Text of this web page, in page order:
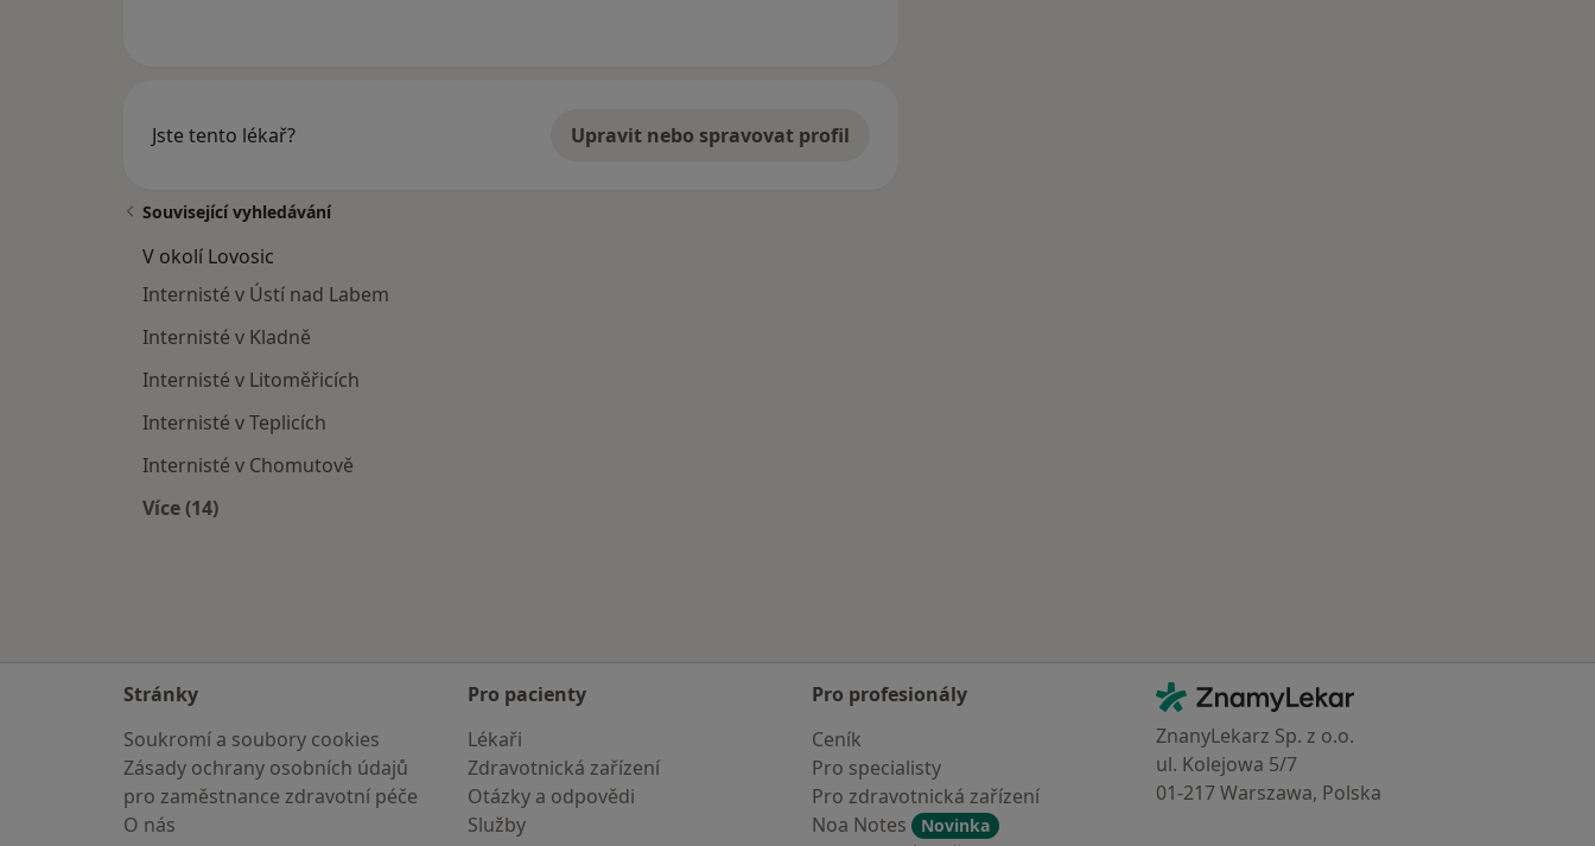
Jste tento lékař? Upravit nebo spravovat profil
Související vyhledávání
V okolí Lovosic
Internisté v Ústí nad Labem
Internisté v Kladně
Internisté v Litoměřicích
Internisté v Teplicích
Internisté v Chomutově
Více (14)
Stránky
Soukromí a soubory cookies
Zásady ochrany osobních údajů
pro zaměstnance zdravotní péče
O nás
Pro pacienty
Lékaři
Zdravotnická zařízení
Otázky a odpovědi
Služby
Pro profesionály
Ceník
Pro specialisty
Pro zdravotnická zařízení
Noa Notes
Novinka
Kontakt
ZnamyLekar - Hlavní stránka
ZnanyLekarz Sp. z o.o.
ul. Kolejowa 5/7
01-217 Warszawa, Polska